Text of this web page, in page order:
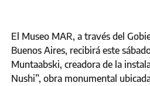
El Museo MAR, a través del
Buenos Aires, recibirá este
Muntaabski, creadora de la
Nushi”, obra monumental